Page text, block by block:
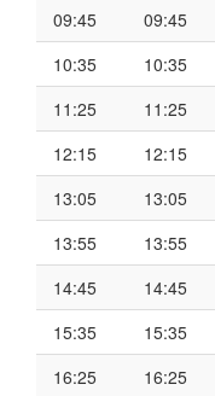
09:45
09:45
10:35
10:35
11:25
11:25
12:15
12:15
13:05
13:05
13:55
13:55
14:45
14:45
15:35
15:35
16:25
16:25